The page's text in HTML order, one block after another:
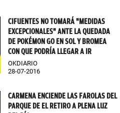
CIFUENTES NO TOMARÁ "MEDIDAS
EXCEPCIONALES" ANTE LA QUEDADA
DE POKÉMON GO EN SOL Y BROMEA
CON QUE PODRÍA LLEGAR A IR
OKDIARIO
28-07-2016
CARMENA ENCIENDE LAS FAROLAS DEL
PARQUE DE EL RETIRO A PLENA LUZ